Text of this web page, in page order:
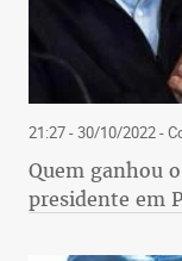
21:27 - 30/10/2022-
Quem ganhou
presidente em